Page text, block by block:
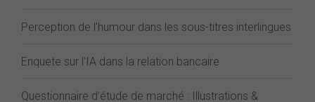
Perception de l'humour dans les sous-titres interlingues
Enquete sur l'IA dans la relation bancaire
Questionnaire d'étude de marché : Illustrations &